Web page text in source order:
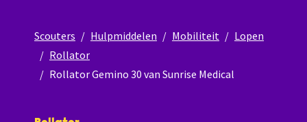
Scouters Hulpmiddelen Mobiliteit
Lopen
Rollator
Rollator Gemino 30 van Sunrise Medical